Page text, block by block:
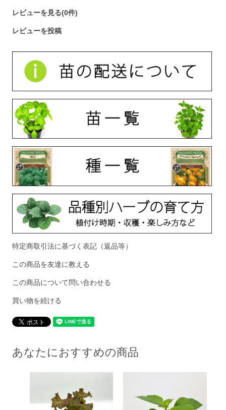
レビューを見る(0件)
レビューを投稿
特定商取引法に基づく表記（返品等）
この商品を友達に教える
この商品について問い合わせる
買い物を続ける
あなたにおすすめの商品